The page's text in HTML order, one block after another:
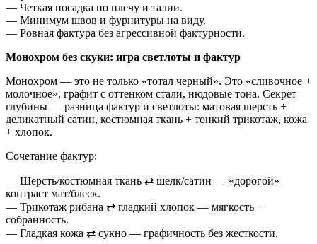
— Четкая посадка по плечу и талии.
— Минимум швов и фурнитуры на виду.
— Ровная фактура без агрессивной фактурности.
Монохром без скуки: игра светлоты и фактур
Монохром — это не только «тотал черный». Это «сливочное +
молочное», графит с оттенком стали, нюдовые тона. Секрет
глубины — разница фактур и светлоты: матовая шерсть +
деликатный сатин, костюмная ткань + тонкий трикотаж, кожа
+ хлопок.
Сочетание фактур:
— Шерсть/костюмная ткань ⇄ шелк/сатин — «дорогой»
контраст мат/блеск.
— Трикотаж рибана ⇄ гладкий хлопок — мягкость +
собранность.
— Гладкая кожа ⇄ сукно — графичность без жесткости.